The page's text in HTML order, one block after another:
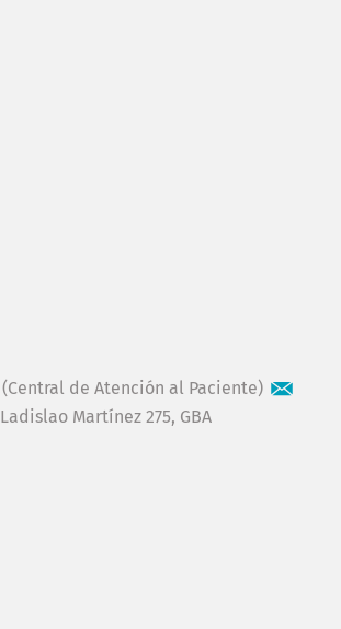
(Central de Atención al Paciente)
Ladislao Martínez 275, GBA